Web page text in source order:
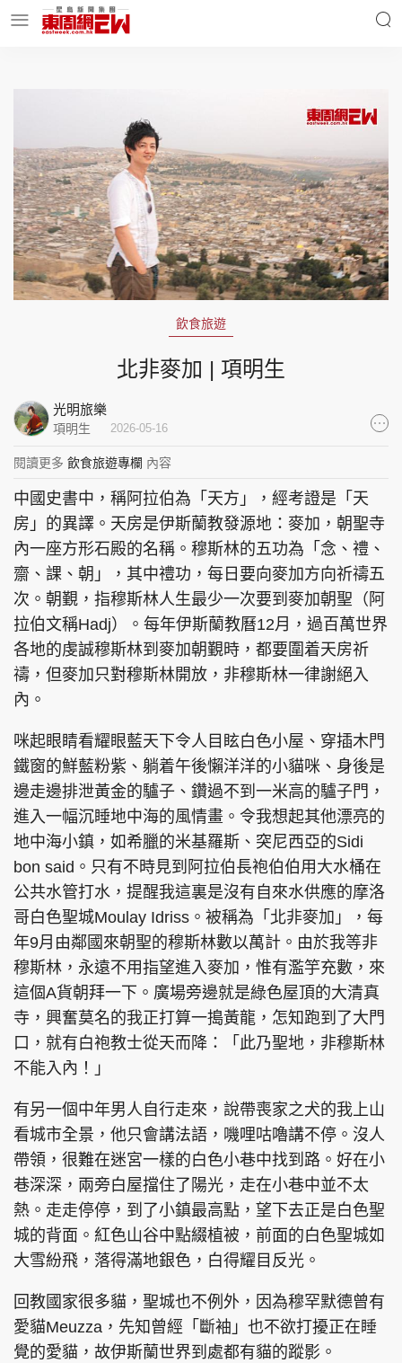
東周Ladies 優享生活
東周食玩通 會員活動
集團旗下品牌
東周刊 cazbuyer 東Touch
PCM 電腦廣場 星島頭條 星島日報
親子王 Oh!爸媽 JobMarket
頭條搵工 EDUPLUS
關於我們
聯絡我們
隱私政策聲明
使用條款
版權及免責聲明
Copyright © 東周網 版權所有 . 不得轉載
©Eastweek.com.hk. All rights reserved.
飲食旅遊
北非麥加 | 項明生
光明旅樂
項明生 2026-05-16
閱讀更多 飲食旅遊專欄 內容
中國史書中，稱阿拉伯為「天方」，經考證是「天
房」的異譯。天房是伊斯蘭教發源地：麥加，朝聖寺
內一座方形石殿的名稱。穆斯林的五功為「念、禮、
齋、課、朝」，其中禮功，每日要向麥加方向祈禱五
次。朝覲，指穆斯林人生最少一次要到麥加朝聖（阿
拉伯文稱Hadj）。每年伊斯蘭教曆12月，過百萬世界
各地的虔誠穆斯林到麥加朝覲時，都要圍着天房祈
禱，但麥加只對穆斯林開放，非穆斯林一律謝絕入
內。
咪起眼睛看耀眼藍天下令人目眩白色小屋、穿插木門
鐵窗的鮮藍粉紫、躺着午後懶洋洋的小貓咪、身後是
邊走邊排泄黃金的驢子、鑽過不到一米高的驢子門，
進入一幅沉睡地中海的風情畫。令我想起其他漂亮的
地中海小鎮，如希臘的米基羅斯、突尼西亞的Sidi
bon said。只有不時見到阿拉伯長袍伯伯用大水桶在
公共水管打水，提醒我這裏是沒有自來水供應的摩洛
哥白色聖城Moulay Idriss。被稱為「北非麥加」，每
年9月由鄰國來朝聖的穆斯林數以萬計。由於我等非
穆斯林，永遠不用指望進入麥加，惟有濫竽充數，來
這個A貨朝拜一下。廣場旁邊就是綠色屋頂的大清真
寺，興奮莫名的我正打算一搗黃龍，怎知跑到了大門
口，就有白袍教士從天而降：「此乃聖地，非穆斯林
不能入內！」
有另一個中年男人自行走來，說帶喪家之犬的我上山
看城市全景，他只會講法語，嘰哩咕嚕講不停。沒人
帶領，很難在迷宮一樣的白色小巷中找到路。好在小
巷深深，兩旁白屋擋住了陽光，走在小巷中並不太
熱。走走停停，到了小鎮最高點，望下去正是白色聖
城的背面。紅色山谷中點綴植被，前面的白色聖城如
大雪紛飛，落得滿地銀色，白得耀目反光。
回教國家很多貓，聖城也不例外，因為穆罕默德曾有
愛貓Meuzza，先知曾經「斷袖」也不欲打擾正在睡
覺的愛貓，故伊斯蘭世界到處都有貓的蹤影。